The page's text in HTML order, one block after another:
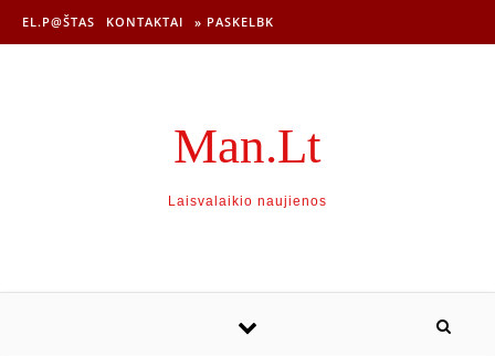
EL.P@ŠTAS KONTAKTAI » PASKELBK
Man.Lt
Laisvalaikio naujienos